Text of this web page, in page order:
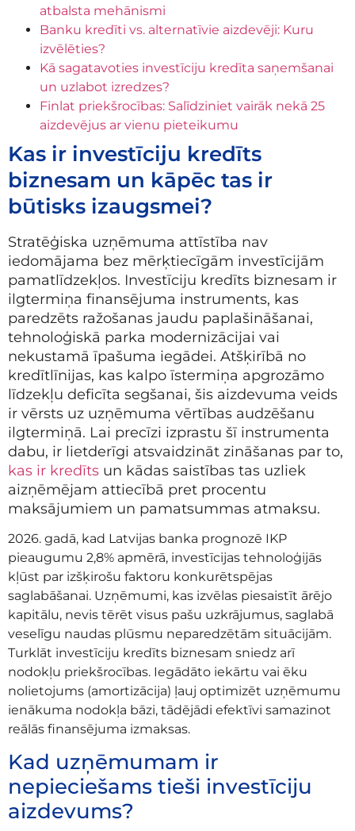
atbalsta mehānismi
Banku kredīti vs. alternatīvie aizdevēji: Kuru
izvēlēties?
Kā sagatavoties investīciju kredīta saņemšanai
un uzlabot izredzes?
Finlat priekšrocības: Salīdziniet vairāk nekā 25
aizdevējus ar vienu pieteikumu
Kas ir investīciju kredīts
biznesam un kāpēc tas ir
būtisks izaugsmei?
Stratēģiska uzņēmuma attīstība nav
iedomājama bez mērķtiecīgām investīcijām
pamatlīdzekļos. Investīciju kredīts biznesam ir
ilgtermiņa finansējuma instruments, kas
paredzēts ražošanas jaudu paplašināšanai,
tehnoloģiskā parka modernizācijai vai
nekustamā īpašuma iegādei. Atšķirībā no
kredītlīnijas, kas kalpo īstermiņa apgrozāmo
līdzekļu deficīta segšanai, šis aizdevuma veids
ir vērsts uz uzņēmuma vērtības audzēšanu
ilgtermiņā. Lai precīzi izprastu šī instrumenta
dabu, ir lietderīgi atsvaidzināt zināšanas par to,
kas ir kredīts un kādas saistības tas uzliek
aizņēmējam attiecībā pret procentu
maksājumiem un pamatsummas atmaksu.
2026. gadā, kad Latvijas banka prognozē IKP
pieaugumu 2,8% apmērā, investīcijas tehnoloģijās
kļūst par izšķirošu faktoru konkurētspējas
saglabāšanai. Uzņēmumi, kas izvēlas piesaistīt ārējo
kapitālu, nevis tērēt visus pašu uzkrājumus, saglabā
veselīgu naudas plūsmu neparedzētām situācijām.
Turklāt investīciju kredīts biznesam sniedz arī
nodokļu priekšrocības. Iegādāto iekārtu vai ēku
nolietojums (amortizācija) ļauj optimizēt uzņēmumu
ienākuma nodokļa bāzi, tādējādi efektīvi samazinot
reālās finansējuma izmaksas.
Kad uzņēmumam ir
nepieciešams tieši investīciju
aizdevums?